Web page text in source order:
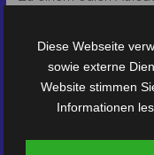
Wenn Du in Dein
alles passen. Wähle
passenden Stein. Ich
eine massive Platte
zusammen. Wenn
Diese Webseite
sowie externe
Website stimmen
Informationen